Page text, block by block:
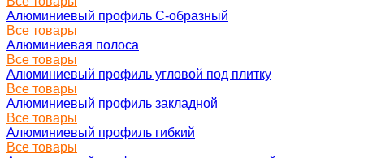
Алюминиевый профиль C-образный
Все товары
Алюминиевая полоса
Все товары
Алюминиевый профиль угловой под плитку
Все товары
Алюминиевый профиль закладной
Все товары
Алюминиевый профиль гибкий
Все товары